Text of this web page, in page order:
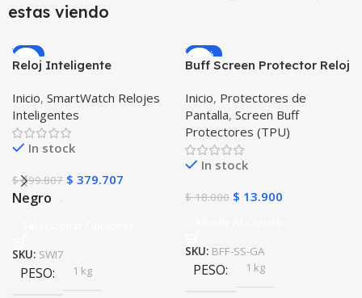
estas viendo
-5%
Reloj Inteligente
Incluye Pulso y Estuche
protector – GPS
Inicio, SmartWatch Relojes
Inteligentes
In stock
$399.807 $ 379.707
Negro
SKU: SWI7
PESO 1 kg
-23%
Buff Screen Protector Reloj
Samsung Galaxy Active
Inicio, Protectores de
Pantalla, Screen Buff
Protectores (TPU)
In stock
$18.000 $ 13.900
SKU: BFF-SS-GA
PESO 1 kg